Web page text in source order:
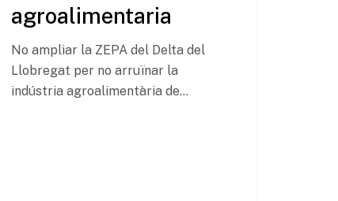
agroalimentaria
No ampliar la ZEPA del Delta del
Llobregat per no arruïnar la
indústria agroalimentària de…